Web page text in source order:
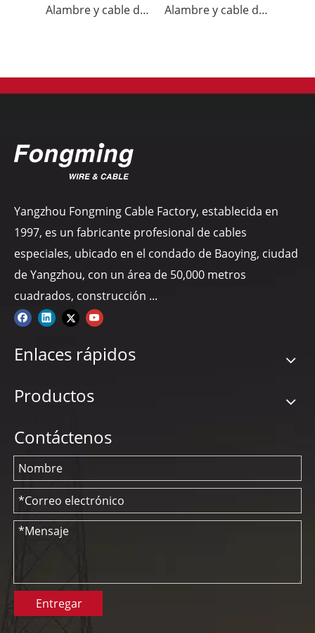
Alambre y cable de termopar K-GGP Alambre y cable de termopar KX-FF
Yangzhou Fongming Cable Factory, establecida en
1997, es un fabricante profesional de cables
especiales, ubicado en el condado de Baoying, ciudad
de Yangzhou, con un área de 50,000 metros
cuadrados, construcción ...
Enlaces rápidos
Productos
Contáctenos
Entregar